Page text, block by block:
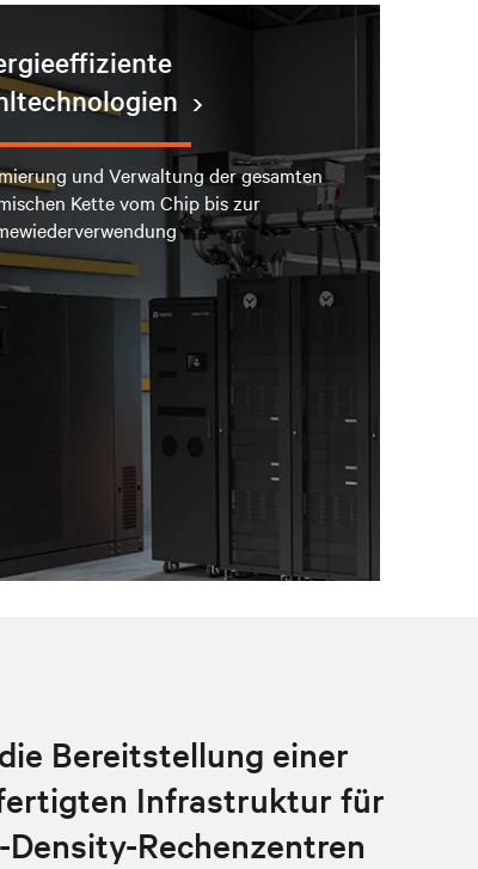
und Verwaltung der gesamten
Kette vom Chip bis zur
Bereitstellung einer
Infrastruktur für
Rechenzentren